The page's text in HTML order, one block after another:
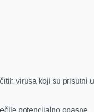
virusa koji su prisutni u
potencijalno opasne